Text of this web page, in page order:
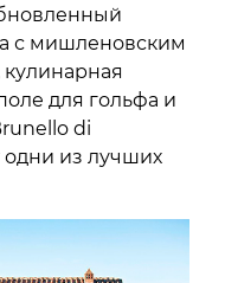
с мишленовским
для гольфа и
di
одни из лучших